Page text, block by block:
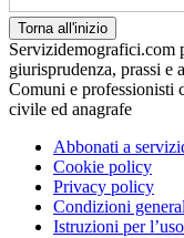
Torna all'inizio
Servizidemografici.com
giurisprudenza, prassi e
Comuni e professionisti
civile ed anagrafe
Abbonati a
Cookie policy
Privacy policy
Condizioni
Istruzioni per